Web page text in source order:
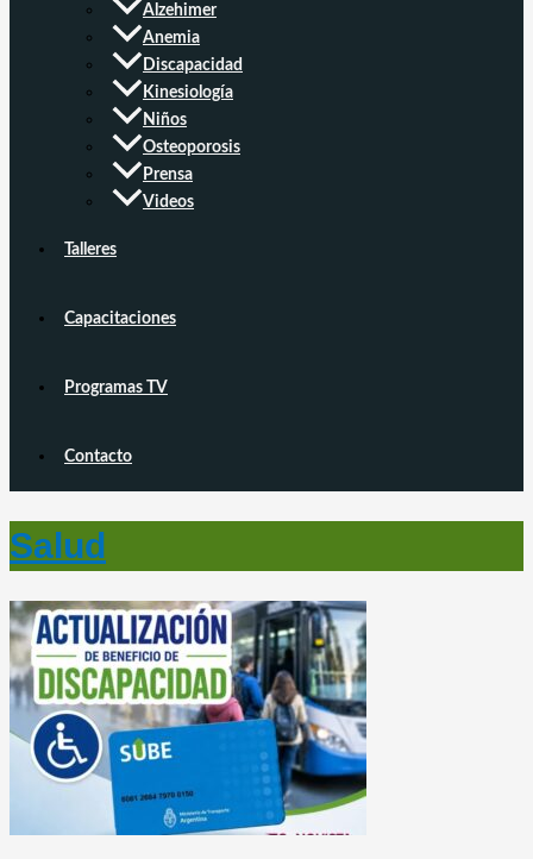
Alzehimer
Anemia
Discapacidad
Kinesiología
Niños
Osteoporosis
Prensa
Videos
Talleres
Capacitaciones
Programas TV
Contacto
Salud